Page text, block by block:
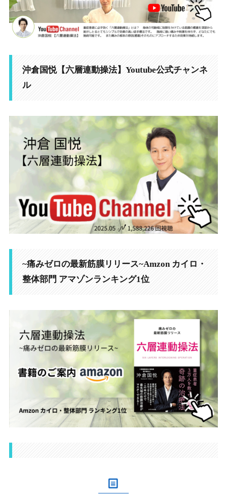
沖倉国悦【六層連動操法】Youtube公式チャンネ
ル
~痛みゼロの最新筋膜リリース~Amzon カイロ・
整体部門 アマゾンランキング1位